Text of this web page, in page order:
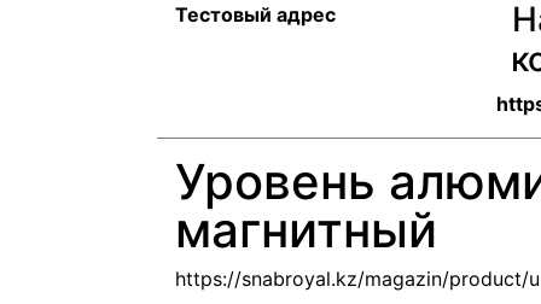
Тестовый адрес
Уровень
магнитный
https://snabroyal.kz/magazin/product/